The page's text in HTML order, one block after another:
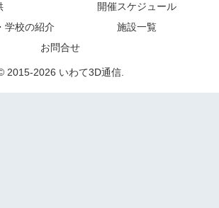
開催スケジュール
学校の紹介
施設一覧
お問合せ
2015-2026 いわて3D通信.